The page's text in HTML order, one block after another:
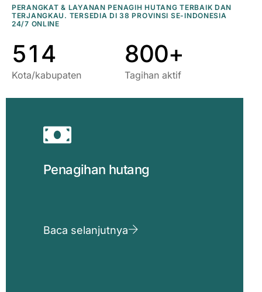
PERANGKAT & LAYANAN PENAGIH HUTANG TERBAIK DAN
TERJANGKAU. TERSEDIA DI 38 PROVINSI SE-INDONESIA
24/7 ONLINE
3
4
5
9
0
1
2
3
4
Kota/kabupaten
6
8
8
0
8
0+
Tagihan aktif
Penagihan hutang
Baca selanjutnya